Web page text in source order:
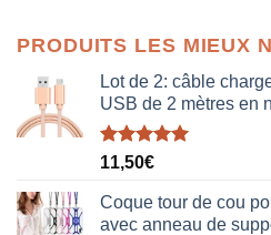
était :
38,00€.
est :
PRODUITS LES MIEUX
Lot de 2: câble
USB de 2 mètres en
Note5.00
sur 5
11,50€
Coque tour de cou
avec anneau de